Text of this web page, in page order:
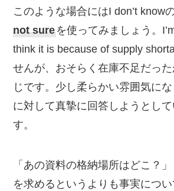
このような場合にはI don’t know
not sure を使ってみましょう。
think it is because of supply
せんが、おそらく在庫不足だっ
じです。少し柔らかい雰囲気に
に対して真摯に回答しようとし
す。
「あの資料の格納場所はどこ？
を求めるというよりも事実につ